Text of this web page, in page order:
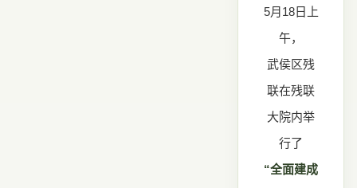
5月18日上
午，
武侯区残
联在残联
大院内举
行了
“全面建成